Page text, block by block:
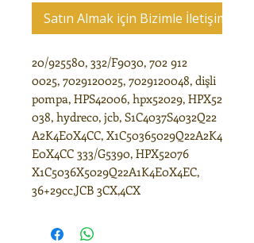
Satın Almak için Bizimle İletişime
20/925580, 332/F9030, 702 912
0025, 7029120025, 7029120048, dişli
pompa, HPS42006, hpx52029, HPX52
038, hydreco, jcb, S1C4037S4032Q22
A2K4E0X4CC, X1C50365029Q22A2K4
E0X4CC 333/G5390, HPX52076
X1C5036X5029Q22A1K4E0X4EC,
36+29cc,JCB 3CX,4CX